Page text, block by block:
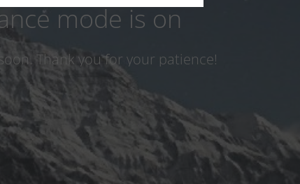
mode is on
Thank you for your patience!